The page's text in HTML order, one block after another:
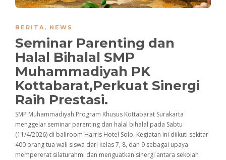
BERITA, NEWS
Seminar Parenting dan
Halal Bihalal SMP
Muhammadiyah PK
Kottabarat,Perkuat Sinergi
Raih Prestasi.
SMP Muhammadiyah Program Khusus Kottabarat Surakarta
menggelar seminar parenting dan halal bihalal pada Sabtu
(11/4/2026) di ballroom Harris Hotel Solo. Kegiatan ini diikuti sekitar
400 orang tua wali siswa dari kelas 7, 8, dan 9 sebagai upaya
mempererat silaturahmi dan menguatkan sinergi antara sekolah